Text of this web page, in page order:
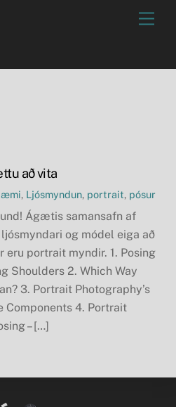
að vita
, Ljósmyndun, portrait, pósur
Ágætis samansafn af
og módel eiga að
eru portrait myndir. 1. Posing
Shoulders 2. Which Way
3. Portrait Photography’s
Components 4. Portrait
– […]